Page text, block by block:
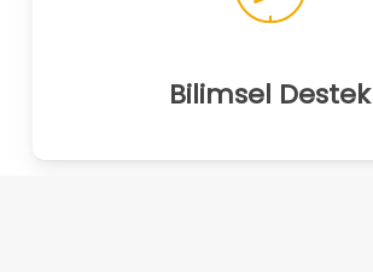
Bilimsel Destek